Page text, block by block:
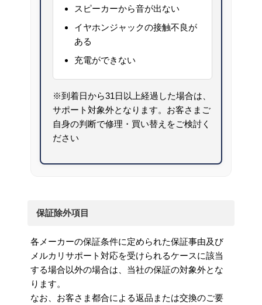
スピーカーから音が出ない
イヤホンジャックの接触不良が
ある
充電ができない
※到着日から31日以上経過した場合は、
サポート対象外となります。お客さまご
自身の判断で修理・買い替えをご検討く
ださい
保証除外項目
各メーカーの保証条件に定められた保証事由及び
メルカリサポート対応を受けられるケースに該当
する場合以外の場合は、当社の保証の対象外とな
ります。
なお、お客さま都合による返品または交換のご要